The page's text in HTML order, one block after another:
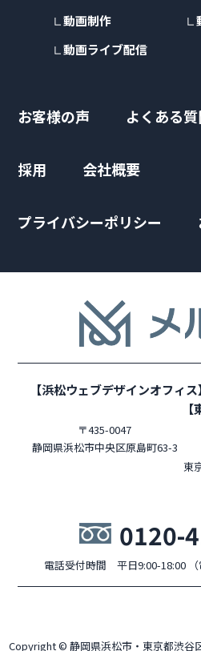
動画制作
動画ライブ配信
お客様の声 よくある
採用 会社概要
プライバシーポリシー
【浜松ウェブデザインオフィス】
〒435-0047
静岡県浜松市中央区原島町63-3
東
0120-
電話受付時間 平日9:00-18:00 （
Copyright © 静岡県浜松市・東京都渋谷